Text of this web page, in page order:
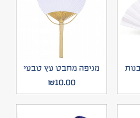
מניפה מחבט עץ טבעי
₪10.00